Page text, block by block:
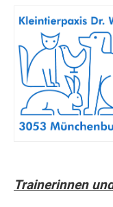
Trainerinnen